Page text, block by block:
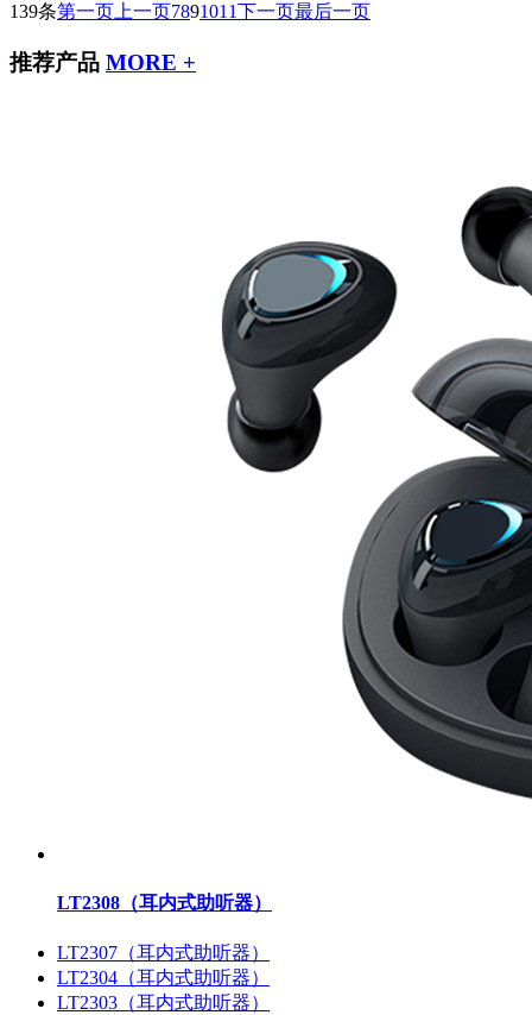
139条第一页 上一页7891011下一页最后一页
推荐产品 MORE +
LT2308（耳内式助听器）
LT2307（耳内式助听器）
LT2304（耳内式助听器）
LT2303（耳内式助听器）